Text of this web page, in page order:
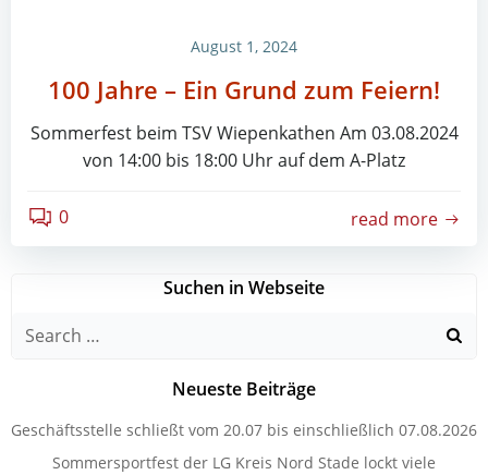
August 1, 2024
100 Jahre – Ein Grund zum Feiern!
Sommerfest beim TSV Wiepenkathen Am 03.08.2024
von 14:00 bis 18:00 Uhr auf dem A-Platz
0 read more
Suchen in Webseite
Search
Neueste Beiträge
Geschäftsstelle schließt vom 20.07 bis einschließlich 07.08.2026
Sommersportfest der LG Kreis Nord Stade lockt viele